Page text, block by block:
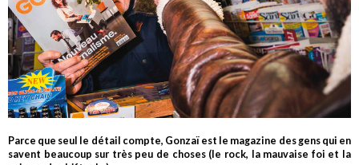
Parce que seul le détail compte, Gonzaï est le magazine des gens qui en
savent beaucoup sur très peu de choses (le rock, la mauvaise foi et la